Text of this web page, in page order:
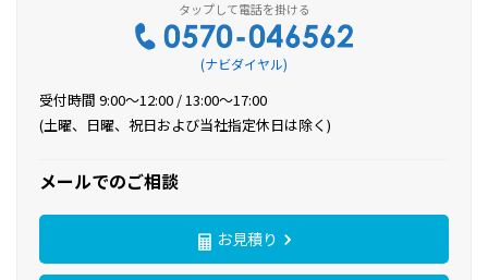
(ナビダイヤル)
受付時間 9:00〜12:00 / 13:00〜17:00
(土曜、日曜、祝日および当社指定休日は除く)
メールでのご相談
お見積り